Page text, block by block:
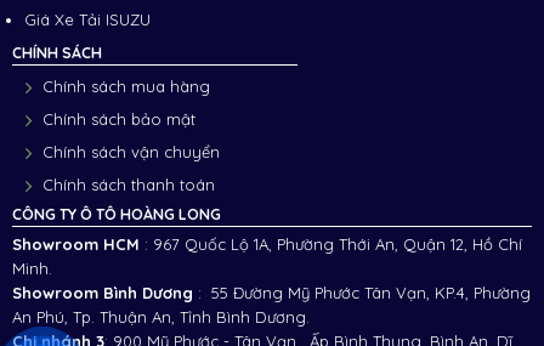
Giá Xe Tải ISUZU
CHÍNH SÁCH
Chính sách mua hàng
Chính sách bảo mật
Chính sách vận chuyển
Chính sách thanh toán
CÔNG TY Ô TÔ HOÀNG LONG
Showroom HCM : 967 Quốc Lộ 1A, Phường Thới An, Quận 12, Hồ Chí
Minh.
Showroom Bình Dương : 55 Đường Mỹ Phước Tân Vạn, KP.4, Phường
An Phú, Tp. Thuận An, Tỉnh Bình Dương.
Chi nhánh 3: 900 Mỹ Phước - Tân Vạn , Ấp Bình Thung, Bình An, Dĩ